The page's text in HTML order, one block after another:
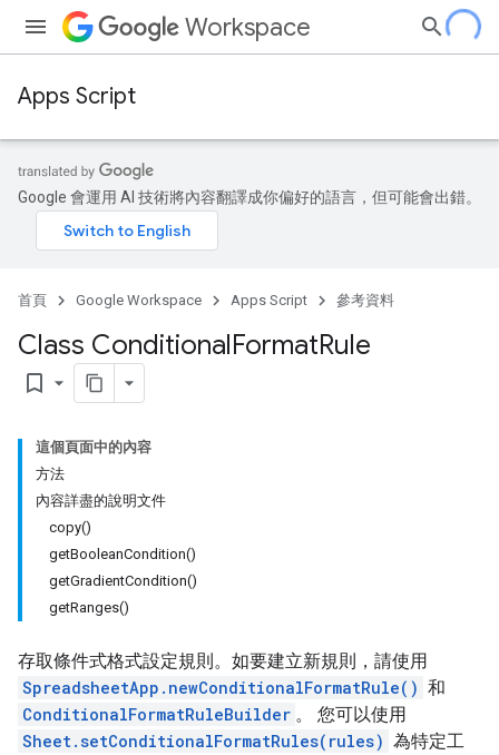
Workspace
Apps Script
Google 會運用 AI 技術將內容翻譯成你偏好的語言，但可能會出錯。
首頁 Google Workspace Apps Script 參考資料
Class ConditionalFormatRule
bookmark_border
這個頁面中的內容
方法
內容詳盡的說明文件
copy()
getBooleanCondition()
getGradientCondition()
getRanges()
存取條件式格式設定規則。如要建立新規則，請使用
SpreadsheetApp.newConditionalFormatRule() 和
ConditionalFormatRuleBuilder 。 您可以使用
Sheet.setConditionalFormatRules(rules) 為特定工